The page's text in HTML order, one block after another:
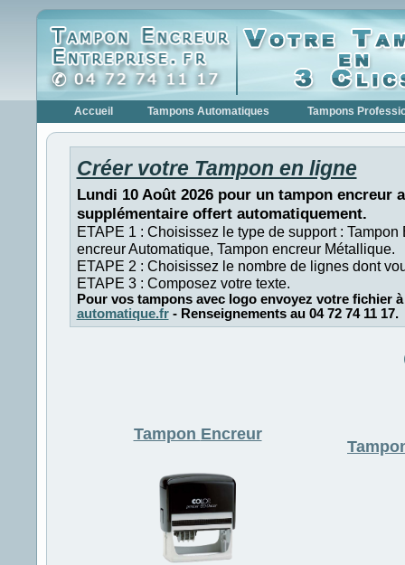
Accueil Tampons Automatiques Tampons
Créer votre Tampon en ligne
Lundi 10 Août 2026 pour un tampon encreur
supplémentaire offert automatiquement.
ETAPE 1 : Choisissez le type de support : Tampon
encreur Automatique, Tampon encreur Métallique.
ETAPE 2 : Choisissez le nombre de lignes dont
ETAPE 3 : Composez votre texte.
Pour vos tampons avec logo envoyez votre fichier
automatique.fr- Renseignements au 04 72 74 11 17.
Tampon Encreur